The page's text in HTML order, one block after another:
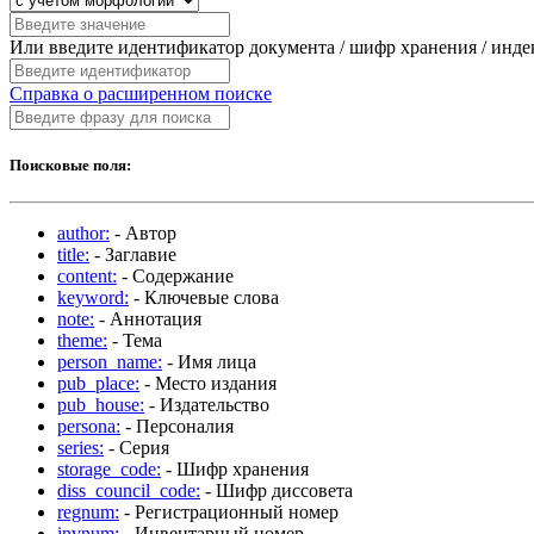
Или введите идентификатор документа / шифр хранения /
Справка о расширенном поиске
Поисковые поля:
author: - Автор
title: - Заглавие
content: - Содержание
keyword: - Ключевые слова
note: - Аннотация
theme: - Тема
person_name: - Имя лица
pub_place: - Место издания
pub_house: - Издательство
persona: - Персоналия
series: - Серия
storage_code: - Шифр хранения
diss_council_code: - Шифр диссовета
regnum: - Регистрационный номер